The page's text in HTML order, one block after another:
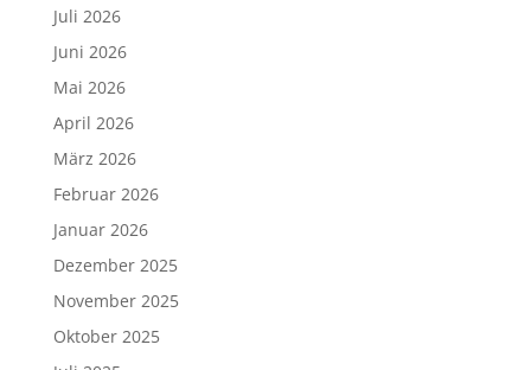
Juli 2026
Juni 2026
Mai 2026
April 2026
März 2026
Februar 2026
Januar 2026
Dezember 2025
November 2025
Oktober 2025